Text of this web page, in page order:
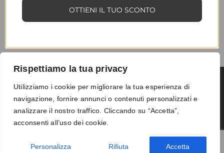
Rispettiamo la tua privacy
Utilizziamo i cookie per migliorare la tua esperienza di
navigazione, fornire annunci o contenuti personalizzati e
analizzare il nostro traffico. Cliccando su “Accetta”,
acconsenti all’uso dei cookie.
Personalizza Rifiuta Accetta
Termini e condizioni-Privacy-Reso
OTTIENI IL TUO SCONTO